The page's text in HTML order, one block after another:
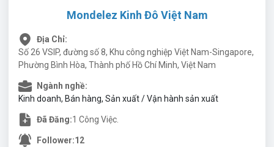
Mondelez Kinh Đô Việt Nam
Địa Chỉ:
Số 26 VSIP, đường số 8, Khu công nghiệp Việt Nam-Singapore,
Phường Bình Hòa, Thành phố Hồ Chí Minh, Việt Nam
Ngành nghề:
Kinh doanh, Bán hàng, Sản xuất / Vận hành sản xuất
Đã Đăng:1 Công Việc.
Follower:12